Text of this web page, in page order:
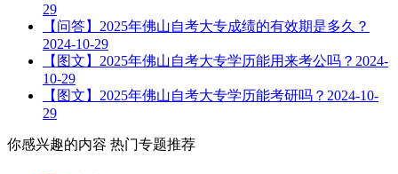
29
【问答】2025年佛山自考大专成绩的有效期是多久？
2024-10-29
【图文】2025年佛山自考大专学历能用来考公吗？ 2024-
10-29
【图文】2025年佛山自考大专学历能考研吗？ 2024-10-
29
你感兴趣的内容 热门专题推荐